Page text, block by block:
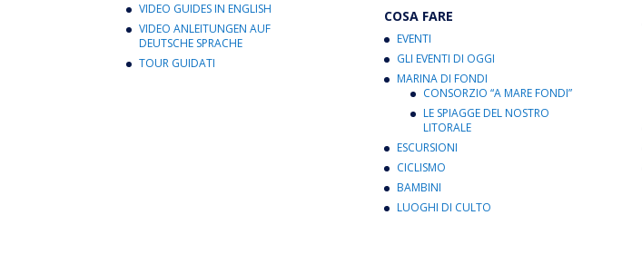
VIDEO GUIDES IN ENGLISH
VIDEO ANLEITUNGEN AUF
DEUTSCHE SPRACHE
TOUR GUIDATI
COSA FARE
EVENTI
GLI EVENTI DI OGGI
MARINA DI FONDI
CONSORZIO “A MARE FONDI”
LE SPIAGGE DEL NOSTRO
LITORALE
ESCURSIONI
CICLISMO
BAMBINI
LUOGHI DI CULTO